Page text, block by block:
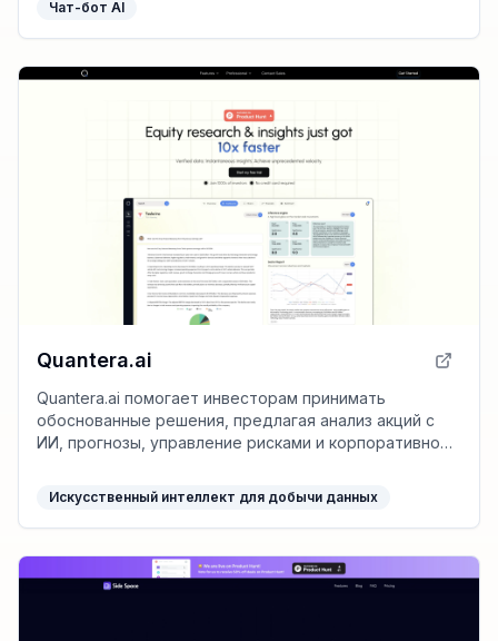
Чат-бот AI
Quantera.ai
Quantera.ai помогает инвесторам принимать
обоснованные решения, предлагая анализ акций с
ИИ, прогнозы, управление рисками и корпоративное
Искусственный интеллект для добычи данных